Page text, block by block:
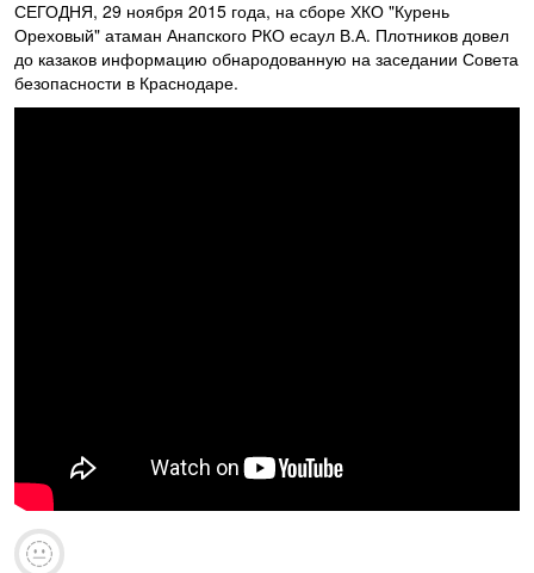
СЕГОДНЯ, 29 ноября 2015 года, на сборе ХКО "Курень
Ореховый" атаман Анапского РКО есаул В.А. Плотников довел
до казаков информацию обнародованную на заседании Совета
безопасности в Краснодаре.